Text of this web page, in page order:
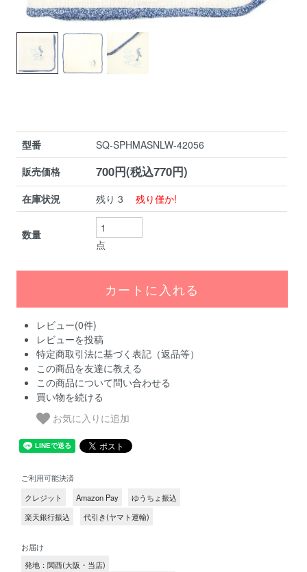
型番
SQ-SPHMASNLW-42056
販売価格
700円(税込770円)
在庫状況 残り 3残り僅か!
数量
点
レビュー(0件)
レビューを投稿
特定商取引法に基づく表記（返品等）
この商品を友達に教える
この商品について問い合わせる
買い物を続ける
お気に入りに追加
ご利用可能決済
クレジット
Amazon Pay
ゆうちょ振込
楽天銀行振込
代引き(ヤマト運輸)
お届け
発地：関西(大阪・当店)